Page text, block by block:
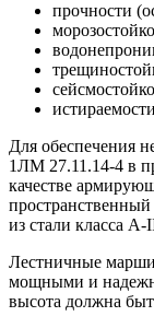
прочности
Для обеспечения
1ЛМ 27.11.14-4 в
качестве
из стали класса А-
Лестничные
мощными и
высота должна